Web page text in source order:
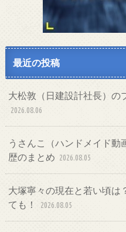
最近の投稿
大松敦（日建設計社長）の
2026.08.06
うさんこ（ハンドメイド動
歴のまとめ 2026.08.05
大塚寧々の現在と若い頃は
ても！
2026.08.05